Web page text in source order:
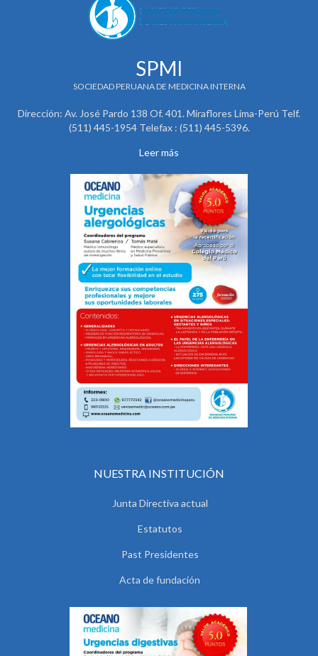
SPMI
SOCIEDAD PERUANA DE MEDICINA INTERNA
Dirección: Av. José Pardo 138 Of. 401. Miraflores Lima-Perú Telf.
(511) 445-1954 Telefax : (511) 445-5396.
Leer más
NUESTRA INSTITUCIÓN
Junta Directiva actual
Estatutos
Past Presidentes
Acta de fundación